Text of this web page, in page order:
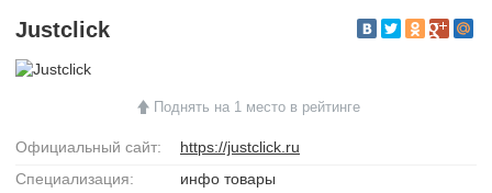
Justclick
Поднять на 1 место в рейтинге
Официальный сайт:
https://justclick.ru
Специализация:
инфо товары